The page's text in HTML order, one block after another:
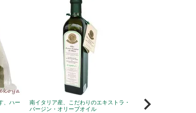
、ハー
南イタリア産、こだわりのエキストラ・
バージン・オリーブオイル
風邪予防に！ニュー
蜂蜜、無添加、クセ